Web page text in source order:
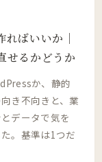
ればいいか｜
せるかどうか
か、静的
き不向きと、業
データで気を
。基準は1つだ